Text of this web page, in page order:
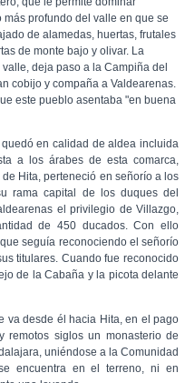
profundo del valle en que se
de alamedas, huertas, frutales
de monte bajo y olivar. La
deja paso a la Campiña del
cobijo y compaña a Valdearenas.
este pueblo asentaba "en buena
en calidad de aldea incluida
a los árabes de esta comarca,
Hita, perteneció en seño­río a los
rama capital de los duques del
el privilegio de Villazgo,
de 450 duca­dos. Con ello
seguía reconociendo el señorío
titulares. Cuando fue reconocido
de la Cabaña y la picota delante
va desde él hacia Hita, en el pago
remotos siglos un monasterio de
uniéndose a la Comunidad
encuentra en el terreno, ni en